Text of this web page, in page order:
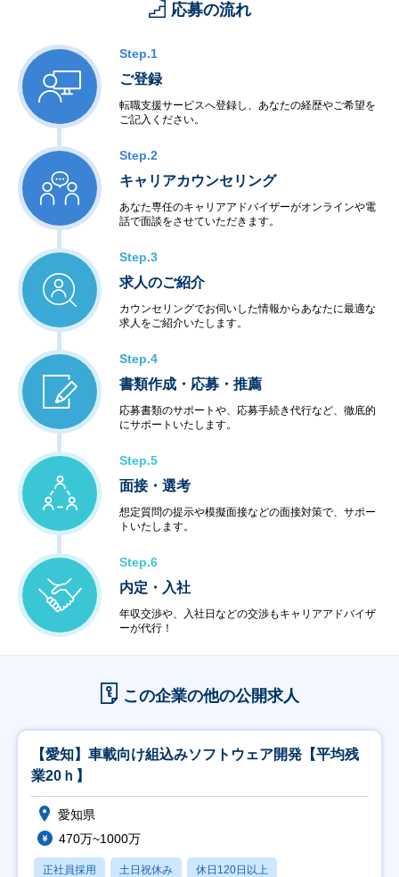
応募の流れ
Step.1
ご登録
転職支援サービスへ登録し、あなたの経歴やご希望を
ご記入ください。
Step.2
キャリアカウンセリング
あなた専任のキャリアアドバイザーがオンラインや電
話で面談をさせていただきます。
Step.3
求人のご紹介
カウンセリングでお伺いした情報からあなたに最適な
求人をご紹介いたします。
Step.4
書類作成・応募・推薦
応募書類のサポートや、応募手続き代行など、徹底的
にサポートいたします。
Step.5
面接・選考
想定質問の提示や模擬面接などの面接対策で、サポー
トいたします。
Step.6
内定・入社
年収交渉や、入社日などの交渉もキャリアアドバイザ
ーが代行！
この企業の他の公開求人
【愛知】車載向け組込みソフトウェア開発【平均残
業20ｈ】
愛知県
470万~1000万
正社員採用 土日祝休み 休日120日以上